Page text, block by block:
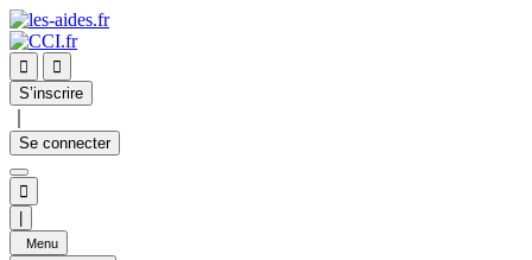


S’inscrire
Se connecter

Menu